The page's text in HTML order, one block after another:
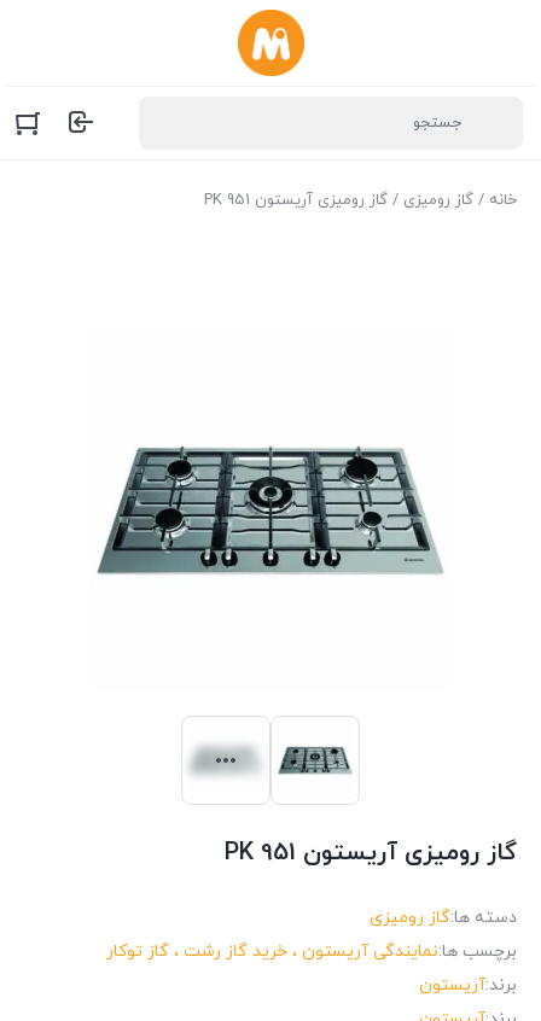
خانه / گاز رومیزی / گاز رومیزی آریستون PK 951
گاز رومیزی آریستون PK 951
دسته ها:گاز رومیزی
برچسب ها:نمایندگی آریستون ، خرید گاز رشت ، گاز توکار
برند:آریستون